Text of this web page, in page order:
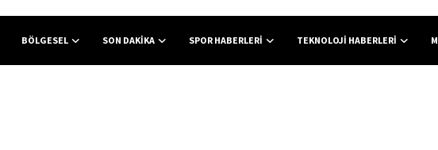
BÖLGESEL SON DAKIKA SPOR HABERLERI TEKNOLOJI HABERLERI